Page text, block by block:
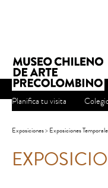
Planifica tu visita
Exposiciones>Exposiciones